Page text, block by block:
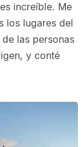
increíble. Me
los lugares del
las personas
y conté